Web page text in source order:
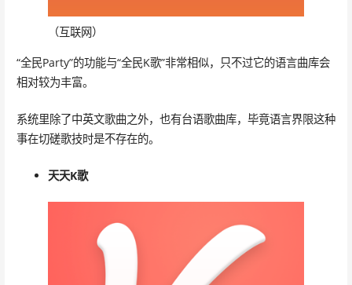
（互联网）
“全民Party”的功能与“全民K歌”非常相似，只不过它的语言曲库会
相对较为丰富。
系统里除了中英文歌曲之外，也有台语歌曲库，毕竟语言界限这种
事在切磋歌技时是不存在的。
天天K歌